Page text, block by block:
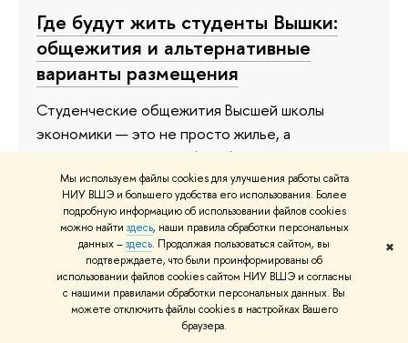
Мы используем файлы cookies для улучшения работы сайта
НИУ ВШЭ и большего удобства его использования. Более
подробную информацию об использовании файлов cookies
можно найти здесь, наши правила обработки персональных
данных –здесь. Продолжая пользоваться сайтом, вы
подтверждаете, что были проинформированы об
использовании файлов cookies сайтом НИУ ВШЭ и согласны
с нашими правилами обработки персональных данных. Вы
можете отключить файлы cookies в настройках Вашего
браузера.
✖
Где будут жить студенты Вышки:
общежития и альтернативные
варианты размещения
Студенческие общежития Высшей школы
экономики — это не просто жилье, а
пространство для учебы, общения и
совместных мероприятий. Рассказываем, как
распределяются места и какие варианты
размещения доступны в 2025 году.
18 июля 2025